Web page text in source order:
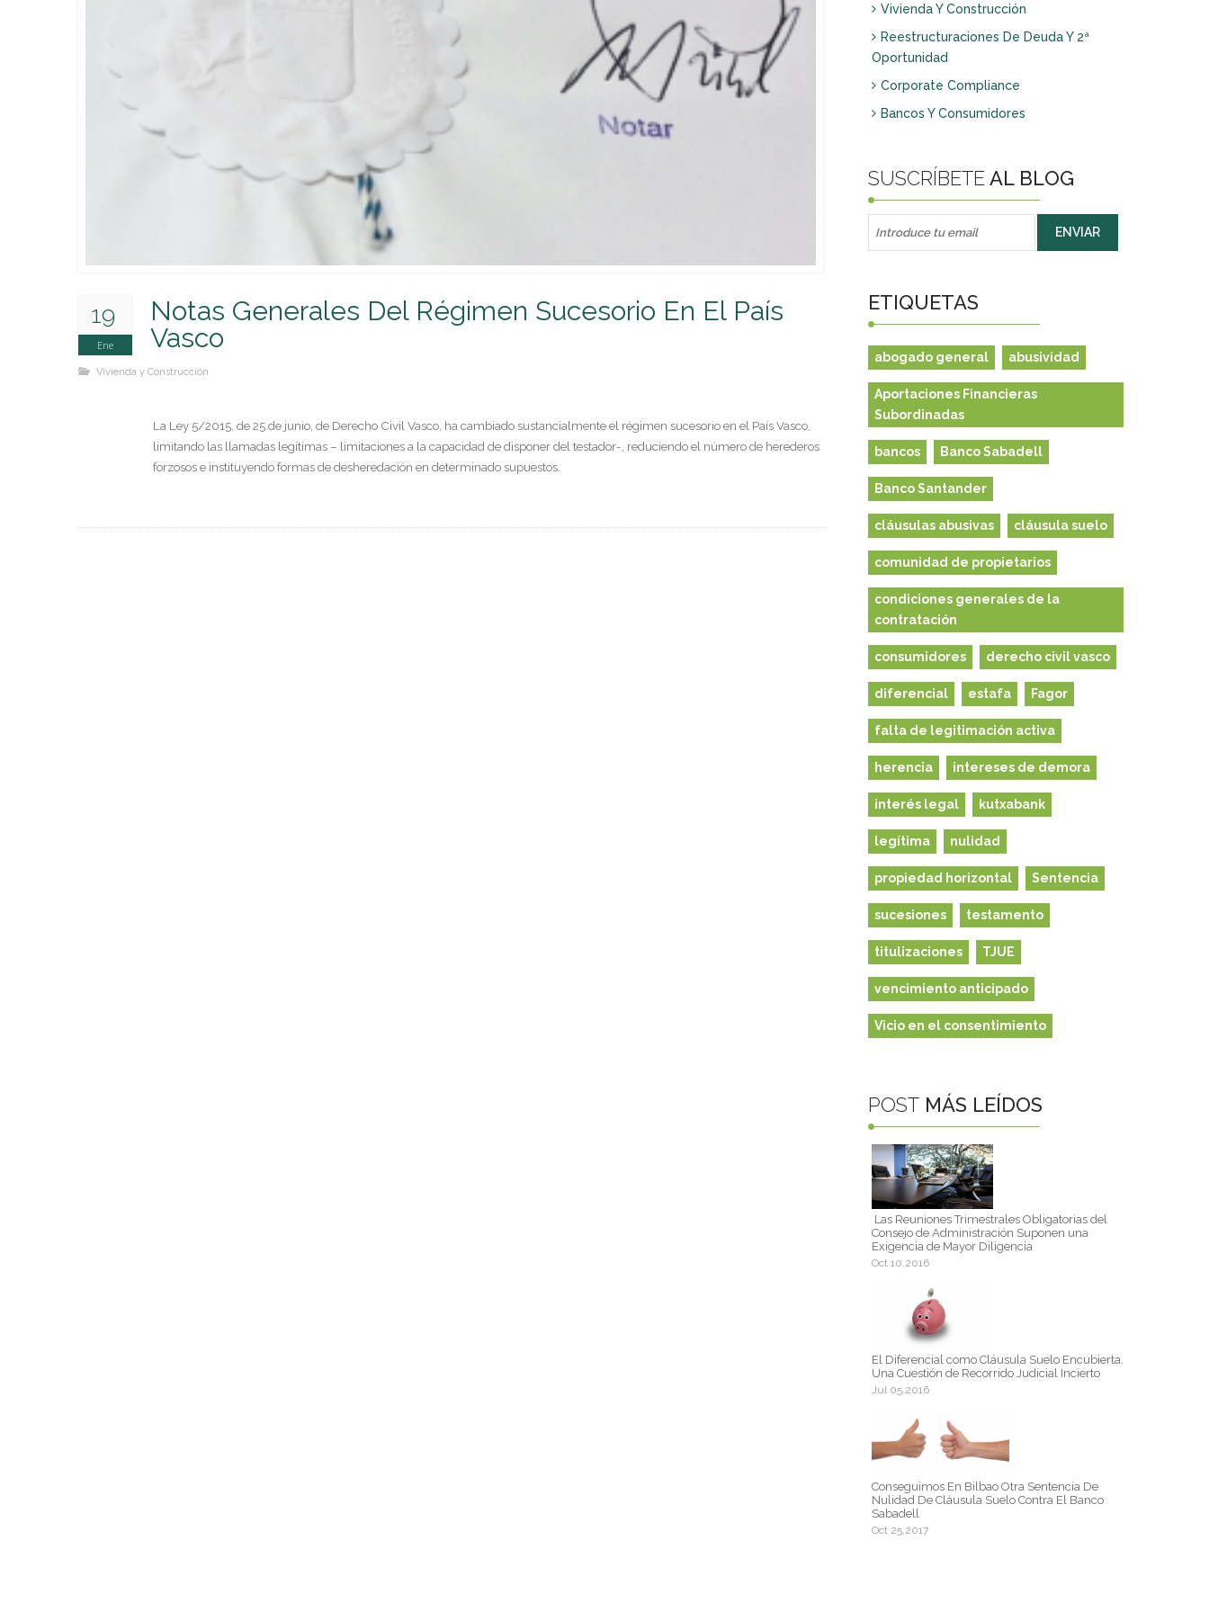
Reclamaciones de deuda vía judicial
Separaciones y Divorcios
Modificación de medidas
Sucesiones
19
Ene
Notas Generales Del Régimen Sucesorio En El País
Vasco
Vivienda y Construcción
La Ley 5/2015, de 25 de junio, de Derecho Civil Vasco, ha cambiado sustancialmente el régimen sucesorio en el País Vasco,
limitando las llamadas legítimas – limitaciones a la capacidad de disponer del testador-, reduciendo el número de herederos
forzosos e instituyendo formas de desheredación en determinado supuestos.
Vivienda Y Construcción
Reestructuraciones De Deuda Y 2ª
Oportunidad
Corporate Compliance
Bancos Y Consumidores
SUSCRÍBETE AL BLOG
ETIQUETAS
abogado general abusividad
Aportaciones Financieras
Subordinadas
bancos Banco Sabadell
Banco Santander
cláusulas abusivas cláusula suelo
comunidad de propietarios
condiciones generales de la
contratación
consumidores derecho civil vasco
diferencial estafa Fagor
falta de legitimación activa
herencia intereses de demora
interés legal kutxabank
legítima nulidad
propiedad horizontal Sentencia
sucesiones testamento
titulizaciones TJUE
vencimiento anticipado
Vicio en el consentimiento
POSTMÁS LEÍDOS
Las Reuniones Trimestrales Obligatorias del
Consejo de Administración Suponen una
Exigencia de Mayor Diligencia
Oct 10,2016
El Diferencial como Cláusula Suelo Encubierta.
Una Cuestión de Recorrido Judicial Incierto
Jul 05,2016
Conseguimos En Bilbao Otra Sentencia De
Nulidad De Cláusula Suelo Contra El Banco
Sabadell
Oct 25,2017